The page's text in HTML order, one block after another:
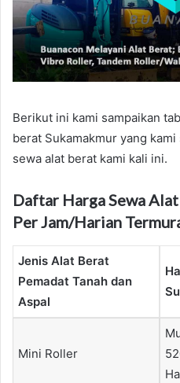
Berikut ini kami sampaikan
berat Sukamakmur yang
sewa alat berat kami kali ini.
Daftar Harga Sewa
Per Jam/Harian
Jenis Alat Berat
Pemadat Tanah dan
Aspal
Mini Roller